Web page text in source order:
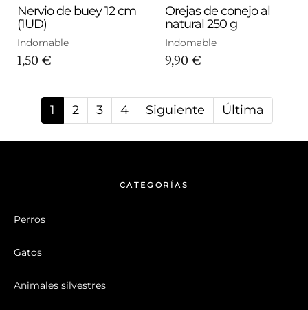
Nervio de buey 12 cm
(1UD)
Indomable
1,50 €
Orejas de conejo al
natural 250 g
Indomable
9,90 €
1 2 3 4 Siguiente Última
CATEGORÍAS
Perros
Gatos
Animales silvestres